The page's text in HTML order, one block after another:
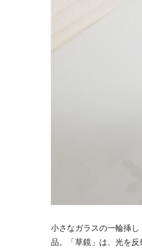
小さなガラスの一輪挿
品。「草鏡」は、光を